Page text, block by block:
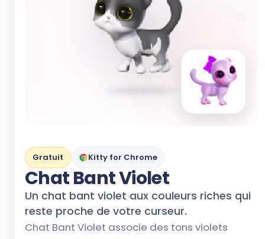
Gratuit Kitty for Chrome
Chat Bant Violet
Un chat bant violet aux couleurs riches qui
reste proche de votre curseur.
Chat Bant Violet associe des tons violets